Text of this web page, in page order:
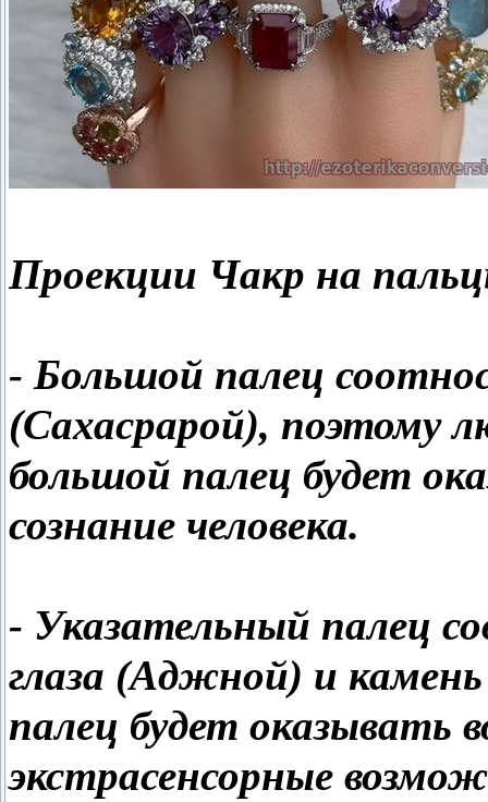
Проекции Чакр на
- Большой палец
(Сахасрарой), поэтому
большой палец будет
сознание человека.
- Указательный палец
глаза (Аджной) и
палец будет оказывать
экстрасенсорные